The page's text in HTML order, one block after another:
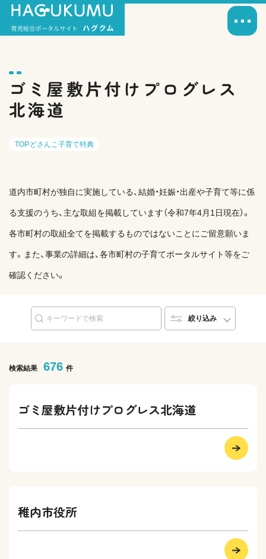
ゴミ屋敷片付けプログレス
北海道
TOPどさんこ子育て特典
道内市町村が独自に実施している、結婚・妊娠・出産や子育て等に係
る支援のうち、主な取組を掲載しています（令和7年4月1日現在）。
各市町村の取組全てを掲載するものではないことにご留意願いま
す。また、事業の詳細は、各市町村の子育てポータルサイト等をご
確認ください。
絞り込み
検索結果 676 件
ゴミ屋敷片付けプログレス北海道
稚内市役所